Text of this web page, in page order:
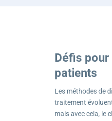
Défis pour
patients
Les méthodes de
traitement
mais avec cela, le